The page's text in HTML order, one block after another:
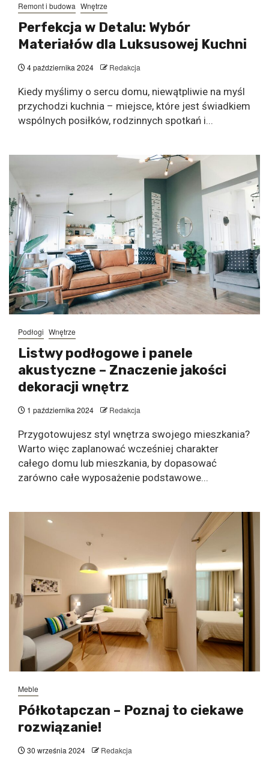
Remont i budowa Wnętrze
Perfekcja w Detalu: Wybór
Materiałów dla Luksusowej Kuchni
4 października 2024 Redakcja
Kiedy myślimy o sercu domu, niewątpliwie na myśl
przychodzi kuchnia – miejsce, które jest świadkiem
wspólnych posiłków, rodzinnych spotkań i...
Podłogi Wnętrze
Listwy podłogowe i panele
akustyczne – Znaczenie jakości
dekoracji wnętrz
1 października 2024 Redakcja
Przygotowujesz styl wnętrza swojego mieszkania?
Warto więc zaplanować wcześniej charakter
całego domu lub mieszkania, by dopasować
zarówno całe wyposażenie podstawowe...
Meble
Półkotapczan – Poznaj to ciekawe
rozwiązanie!
30 września 2024 Redakcja